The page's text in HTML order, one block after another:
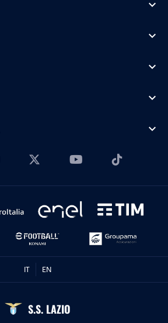
expand_more
expand_more
expand_more
expand_more
expand_more
IT EN
S.S. LAZIO